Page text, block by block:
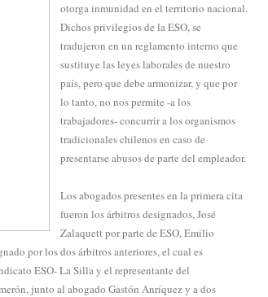
otorga inmunidad en el territorio nacional.
Dichos privilegios de la ESO, se
tradujeron en un reglamento interno que
sustituye las leyes laborales de nuestro
país, pero que debe armonizar, y que por
lo tanto, no nos permite -a los
trabajadores- concurrir a los organismos
tradicionales chilenos en caso de
presentarse abusos de parte del empleador.
Los abogados presentes en la primera cita
fueron los árbitros designados, José
Zalaquett por parte de ESO, Emilio
por los dos árbitros anteriores, el cual es
ESO- La Silla y el representante del
junto al abogado Gastón Anríquez y a dos